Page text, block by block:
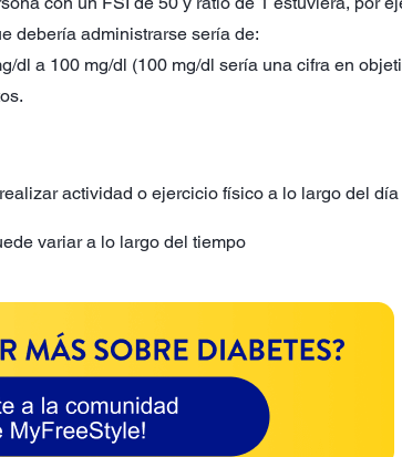
debería administrarse sería de:
dl a 100 mg/dl (100 mg/dl sería una cifra en
actividad o ejercicio físico a lo largo del día
variar a lo largo del tiempo